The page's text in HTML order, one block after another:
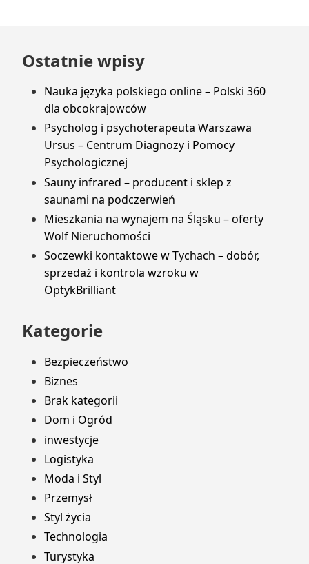
Przejdź
do
stopki
Ostatnie wpisy
Nauka języka polskiego online – Polski 360
dla obcokrajowców
Psycholog i psychoterapeuta Warszawa
Ursus – Centrum Diagnozy i Pomocy
Psychologicznej
Sauny infrared – producent i sklep z
saunami na podczerwień
Mieszkania na wynajem na Śląsku – oferty
Wolf Nieruchomości
Soczewki kontaktowe w Tychach – dobór,
sprzedaż i kontrola wzroku w
OptykBrilliant
Kategorie
Bezpieczeństwo
Biznes
Brak kategorii
Dom i Ogród
inwestycje
Logistyka
Moda i Styl
Przemysł
Styl życia
Technologia
Turystyka